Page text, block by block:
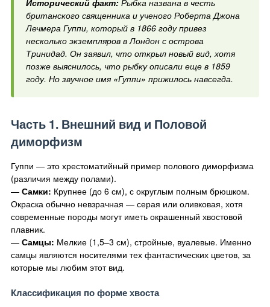
британского священника и ученого Роберта Джона
Лечмера Гуппи, который в 1866 году привез
несколько экземпляров в Лондон с острова
Тринидад. Он заявил, что открыл новый вид, хотя
позже выяснилось, что рыбку описали еще в 1859
году. Но звучное имя «Гуппи» прижилось навсегда.
Часть 1. Внешний вид и Половой
диморфизм
Гуппи — это хрестоматийный пример полового диморфизма
(различия между полами).
— Самки: Крупнее (до 6 см), с округлым полным брюшком.
Окраска обычно невзрачная — серая или оливковая, хотя
современные породы могут иметь окрашенный хвостовой
плавник.
— Самцы: Мелкие (1,5–3 см), стройные, вуалевые. Именно
самцы являются носителями тех фантастических цветов, за
которые мы любим этот вид.
Классификация по форме хвоста